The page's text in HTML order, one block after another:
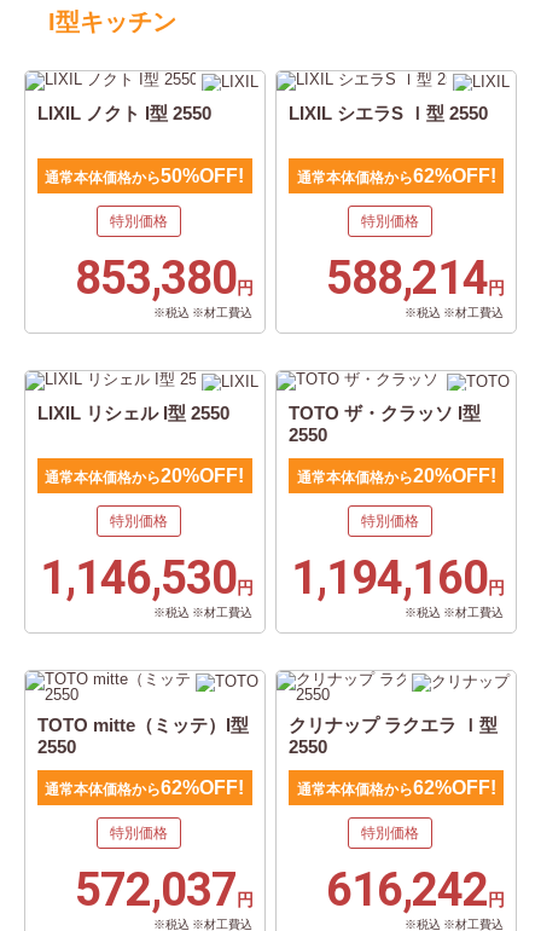
I型キッチン
LIXIL ノクト I型 2550
通常本体価格から50%OFF!
特別価格
853,380円
※税込 ※材工費込
LIXIL シエラS Ｉ型 2550
通常本体価格から62%OFF!
特別価格
588,214円
※税込 ※材工費込
LIXIL リシェル I型 2550
通常本体価格から20%OFF!
特別価格
1,146,530円
※税込 ※材工費込
TOTO ザ・クラッソ I型
2550
通常本体価格から20%OFF!
特別価格
1,194,160円
※税込 ※材工費込
TOTO mitte（ミッテ）I型
2550
通常本体価格から62%OFF!
特別価格
572,037 円
※税込 ※材工費込
クリナップ ラクエラ Ｉ型
2550
通常本体価格から62%OFF!
特別価格
616,242 円
※税込 ※材工費込